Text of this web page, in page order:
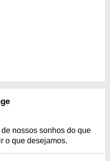
nossos sonhos do que
o que desejamos.